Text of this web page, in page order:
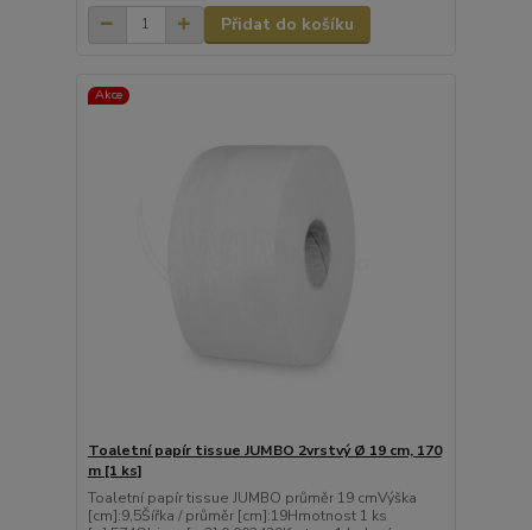
Přidat do košíku
Akce
Toaletní papír tissue JUMBO 2vrstvý Ø 19 cm, 170
m [1 ks]
Toaletní papír tissue JUMBO průměr 19 cmVýška
[cm]:9,5Šířka / průměr [cm]:19Hmotnost 1 ks